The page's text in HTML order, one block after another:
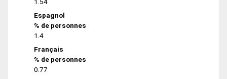
1.54
Espagnol
% de personnes
1.4
Français
% de personnes
0.77